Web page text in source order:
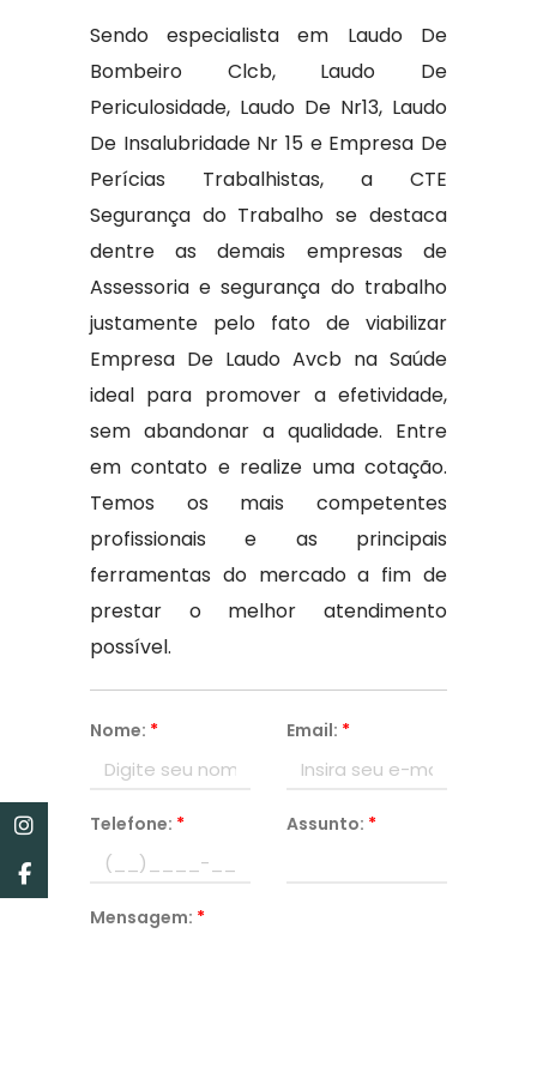
Sendo especialista em Laudo De
Bombeiro Clcb, Laudo De
Periculosidade, Laudo De Nr13, Laudo
De Insalubridade Nr 15 e Empresa De
Perícias Trabalhistas, a CTE
Segurança do Trabalho se destaca
dentre as demais empresas de
Assessoria e segurança do trabalho
justamente pelo fato de viabilizar
Empresa De Laudo Avcb na Saúde
ideal para promover a efetividade,
sem abandonar a qualidade. Entre
em contato e realize uma cotação.
Temos os mais competentes
profissionais e as principais
ferramentas do mercado a fim de
prestar o melhor atendimento
possível.
Nome: * Email: *
Telefone: * Assunto: *
Mensagem: *